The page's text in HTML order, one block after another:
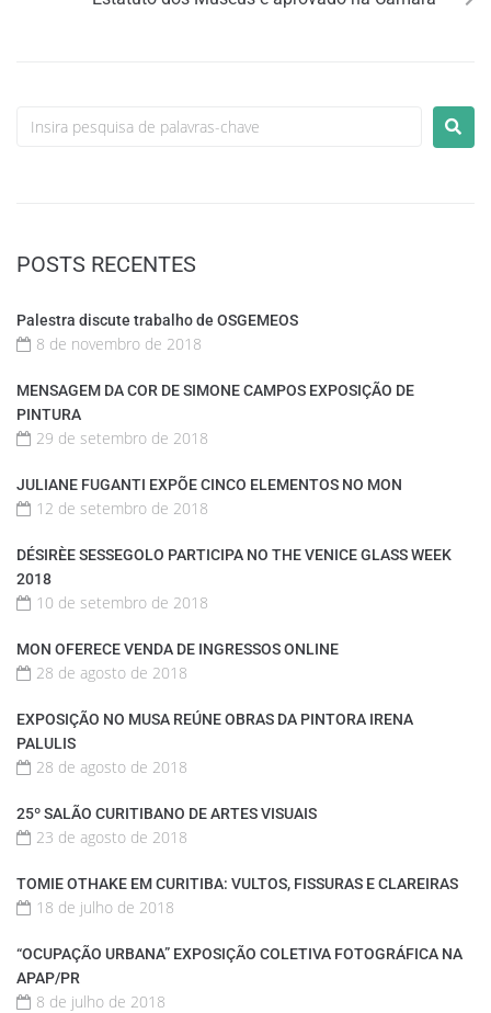
POSTS RECENTES
Palestra discute trabalho de OSGEMEOS
8 de novembro de 2018
MENSAGEM DA COR DE SIMONE CAMPOS EXPOSIÇÃO DE
PINTURA
29 de setembro de 2018
JULIANE FUGANTI EXPÕE CINCO ELEMENTOS NO MON
12 de setembro de 2018
DÉSIRÈE SESSEGOLO PARTICIPA NO THE VENICE GLASS WEEK
2018
10 de setembro de 2018
MON OFERECE VENDA DE INGRESSOS ONLINE
28 de agosto de 2018
EXPOSIÇÃO NO MUSA REÚNE OBRAS DA PINTORA IRENA
PALULIS
28 de agosto de 2018
25º SALÃO CURITIBANO DE ARTES VISUAIS
23 de agosto de 2018
TOMIE OTHAKE EM CURITIBA: VULTOS, FISSURAS E CLAREIRAS
18 de julho de 2018
“OCUPAÇÃO URBANA” EXPOSIÇÃO COLETIVA FOTOGRÁFICA NA
APAP/PR
8 de julho de 2018